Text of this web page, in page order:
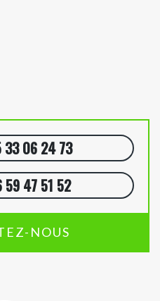
33 06 24 73
59 47 51 52
NOUS